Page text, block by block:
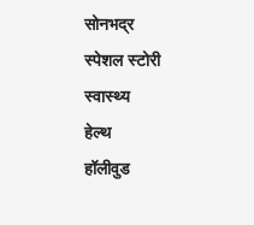
सोनभद्र
स्पेशल स्टोरी
स्वास्थ्य
हेल्थ
हॉलीवुड